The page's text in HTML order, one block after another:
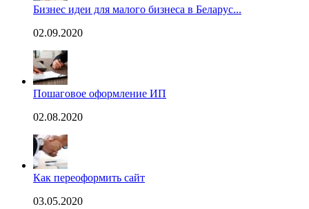
Бизнес идеи для малого бизнеса в Беларус...
02.09.2020
Пошаговое оформление ИП
02.08.2020
Как переоформить сайт
03.05.2020